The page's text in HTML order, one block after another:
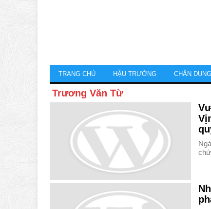
TRANG CHỦ HẬU TRƯỜNG CHÂN DUNG
Trương Văn Từ